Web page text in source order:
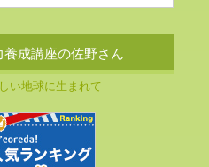
養成講座の佐野さん
い地球に生まれて